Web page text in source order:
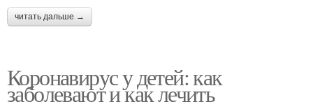
читать дальше →
Коронавирус у детей: как
заболевают и как лечить